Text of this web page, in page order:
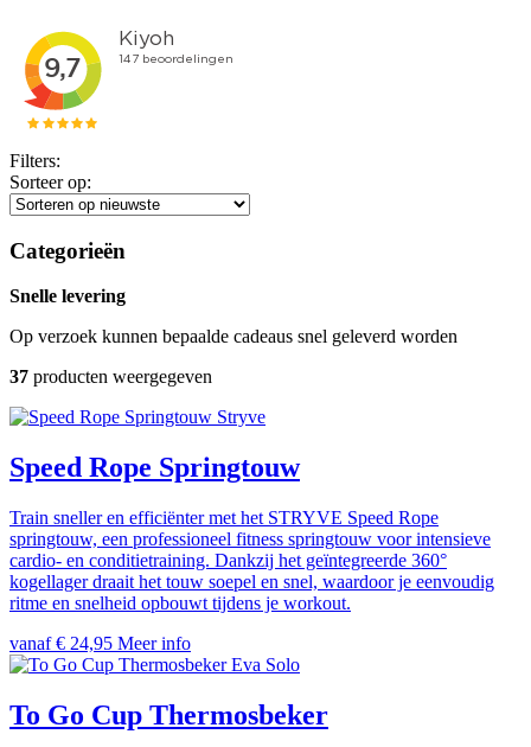
Filters:
Sorteer op:
Categorieën
Snelle levering
Op verzoek kunnen bepaalde cadeaus snel geleverd worden
37 producten weergegeven
Stryve
Speed Rope Springtouw
Train sneller en efficiënter met het STRYVE Speed Rope
springtouw, een professioneel fitness springtouw voor intensieve
cardio- en conditietraining. Dankzij het geïntegreerde 360°
kogellager draait het touw soepel en snel, waardoor je eenvoudig
ritme en snelheid opbouwt tijdens je workout.
vanaf € 24,95 Meer info
Eva Solo
To Go Cup Thermosbeker